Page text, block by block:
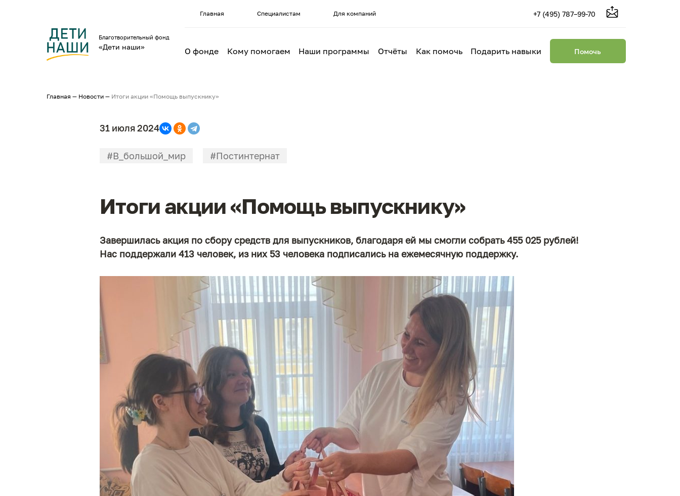
Благотворительный фонд
«Дети наши»
Главная Специалистам Для компаний +7 (495) 787–99-70
О фонде Кому помогаем Наши программы Отчёты Как помочь Подарить навыки Помочь
Главная — Новости — Итоги акции «Помощь выпускнику»
31 июля 2024
#В_большой_мир #Постинтернат
Итоги акции «Помощь выпускнику»
Завершилась акция по сбору средств для выпускников, благодаря ей мы смогли собрать 455 025 рублей!
Нас поддержали 413 человек, из них 53 человека подписались на ежемесячную поддержку.